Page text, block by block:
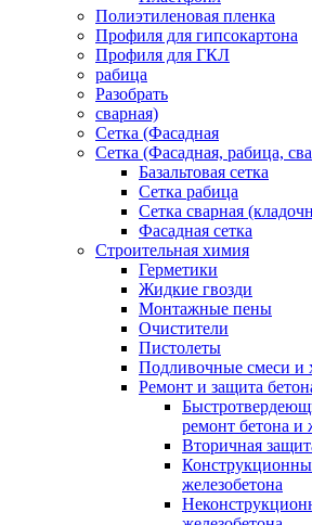
Полиэтиленовая пленка
Профиля для гипсокартона
Профиля для ГКЛ
рабица
Разобрать
сварная)
Сетка (Фасадная
Сетка (Фасадная, рабица,
Базальтовая сетка
Сетка рабица
Сетка сварная
Фасадная сетка
Строительная химия
Герметики
Жидкие гвозди
Монтажные пены
Очистители
Пистолеты
Подливочные смеси и
Ремонт и защита
ремонт бетона и
Вторичная
железобетона